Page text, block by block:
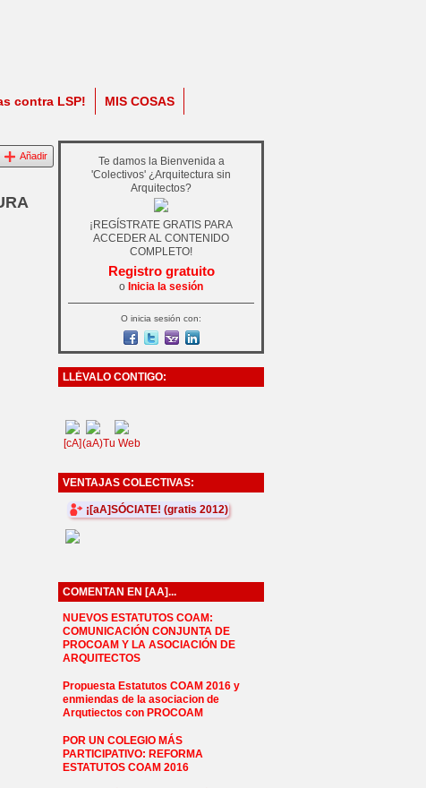
contra LSP! MIS COSAS
Añadir
Te damos la Bienvenida a
'Colectivos' ¿Arquitectura sin
Arquitectos?
¡REGÍSTRATE GRATIS PARA
ACCEDER AL CONTENIDO
COMPLETO!
Registro gratuito
o Inicia la sesión
O inicia sesión con:
LLÉVALO CONTIGO:
[cA](aA)Tu Web
VENTAJAS COLECTIVAS:
¡[aA]SÓCIATE! (gratis 2012)
COMENTAN EN [AA]...
NUEVOS ESTATUTOS COAM:
COMUNICACIÓN CONJUNTA DE
PROCOAM Y LA ASOCIACIÓN DE
ARQUITECTOS
Propuesta Estatutos COAM 2016 y
enmiendas de la asociacion de
Arqutiectos con PROCOAM
POR UN COLEGIO MÁS
PARTICIPATIVO: REFORMA
ESTATUTOS COAM 2016